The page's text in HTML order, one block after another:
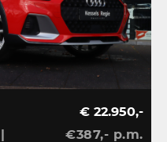
€ 22.950,-
€387,- p.m.